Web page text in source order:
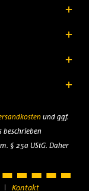
und ggf.
beschrieben
§ 25a UStG. Daher
Kontakt